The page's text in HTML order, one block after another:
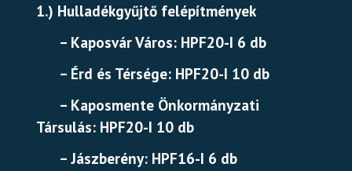
1.) Hulladékgyűjtő felépítmények
– Kaposvár Város: HPF20-I 6 db
– Érd és Térsége: HPF20-I 10 db
– Kaposmente Önkormányzati
Társulás: HPF20-I 10 db
– Jászberény: HPF16-I 6 db